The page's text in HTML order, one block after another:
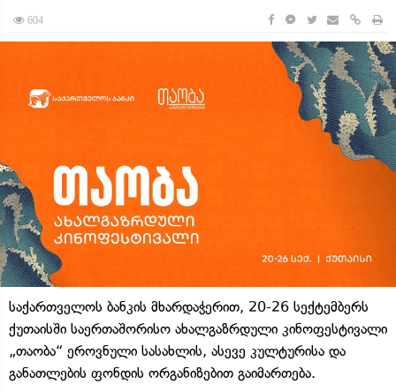
604
საქართველოს ბანკის მხარდაჭერით, 20-26 სექტემბერს
ქუთაისში საერთაშორისო ახალგაზრდული კინოფესტივალი
„თაობა“ ეროვნული სასახლის, ასევე კულტურისა და
განათლების ფონდის ორგანიზებით გაიმართება.